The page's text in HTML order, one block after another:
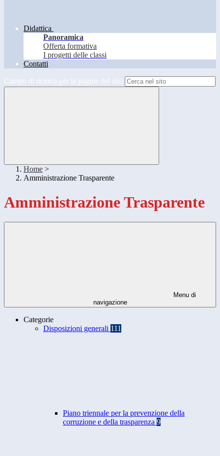
Didattica
Panoramica
Offerta formativa
I progetti delle classi
Contatti
Campo di ricerca per le pagine del sito
Home >
Amministrazione Trasparente
Amministrazione Trasparente
Menu di
navigazione
Categorie
Disposizioni generali 111
Piano triennale per la prevenzione della
corruzione e della trasparenza 9